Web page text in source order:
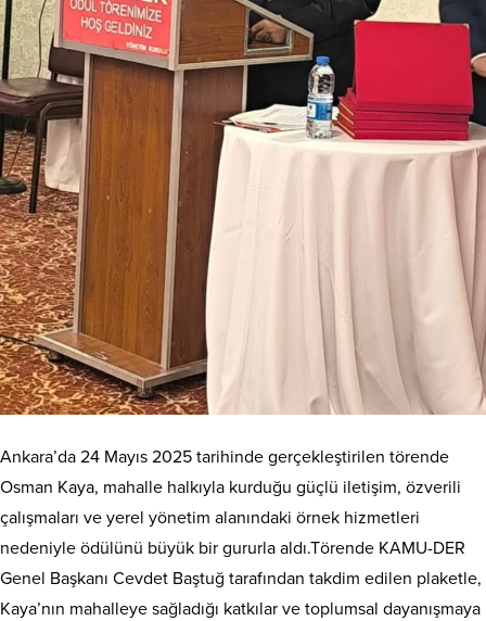
Ankara’da 24 Mayıs 2025 tarihinde gerçekleştirilen törende
Osman Kaya, mahalle halkıyla kurduğu güçlü iletişim, özverili
çalışmaları ve yerel yönetim alanındaki örnek hizmetleri
nedeniyle ödülünü büyük bir gururla aldı.Törende KAMU-DER
Genel Başkanı Cevdet Baştuğ tarafından takdim edilen plaketle,
Kaya’nın mahalleye sağladığı katkılar ve toplumsal dayanışmaya